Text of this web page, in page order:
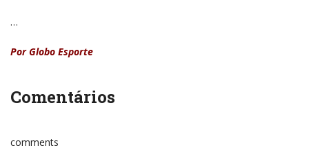
…
Por Globo Esporte
Comentários
comments